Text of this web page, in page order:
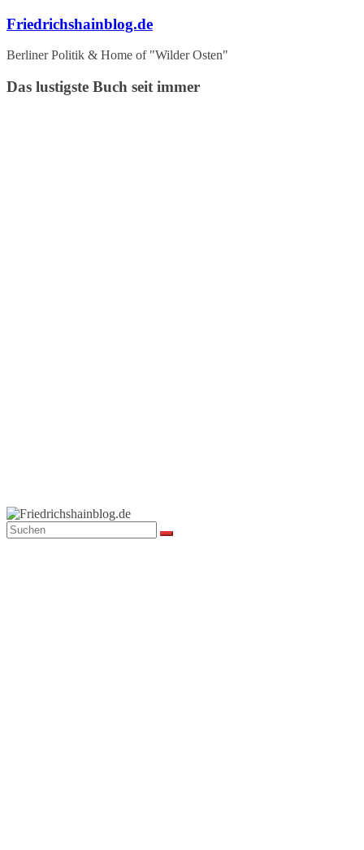
Zum
springen
Friedrichshainblog.de
Berliner Politik & Home of "Wilder Osten"
Das lustigste Buch seit immer